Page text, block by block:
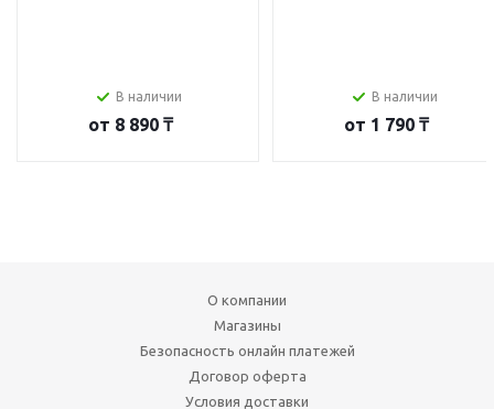
В наличии
от 8 890 ₸
В наличии
от 1 790 ₸
О компании
Магазины
Безопасность онлайн платежей
Договор оферта
Условия доставки